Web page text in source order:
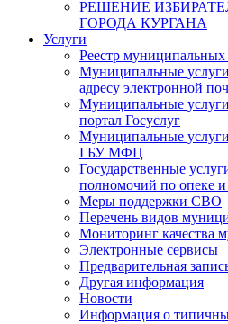
РЕШЕНИЕ
ГОРОДА КУРГАНА
Услуги
Реестр муниципальных
Муниципальные
адресу электронной
Муниципальные
портал Госуслуг
Муниципальные
ГБУ МФЦ
Государственные
полномочий по опеке и
Меры поддержки СВО
Перечень видов
Мониторинг качества
Электронные сервисы
Предварительная
Другая информация
Новости
Информация о